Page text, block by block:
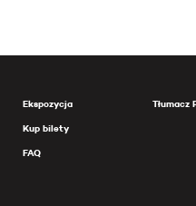
Ekspozycja
Kup bilety
FAQ
Tłumacz